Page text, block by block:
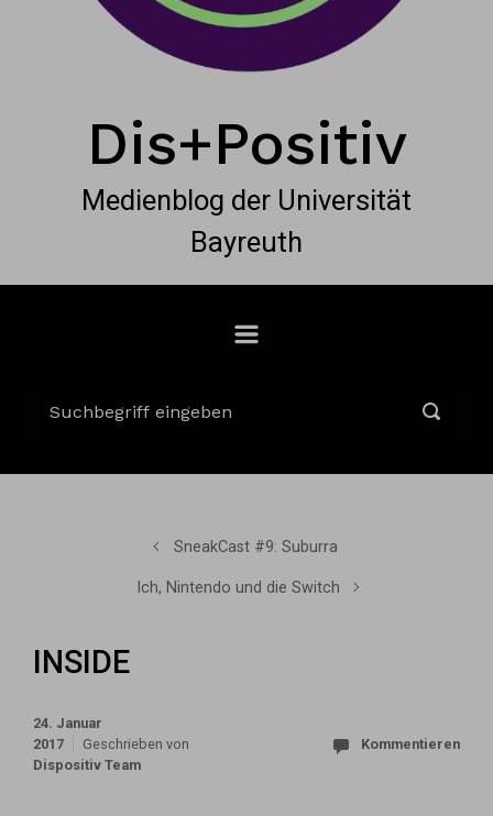
Dis+Positiv
Medienblog der Universität
Bayreuth
SneakCast #9: Suburra
Ich, Nintendo und die Switch
INSIDE
24. Januar
2017
Geschrieben von
Dispositiv Team
Kommentieren